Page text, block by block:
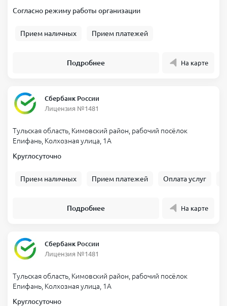
Согласно режиму работы организации
Прием наличных Прием платежей
Подробнее На карте
Сбербанк России
Лицензия №1481
Тульская область, Кимовский район, рабочий посёлок
Епифань, Колхозная улица, 1А
Круглосуточно
Прием наличных Прием платежей Оплата услуг
Подробнее На карте
Сбербанк России
Лицензия №1481
Тульская область, Кимовский район, рабочий посёлок
Епифань, Колхозная улица, 1А
Круглосуточно